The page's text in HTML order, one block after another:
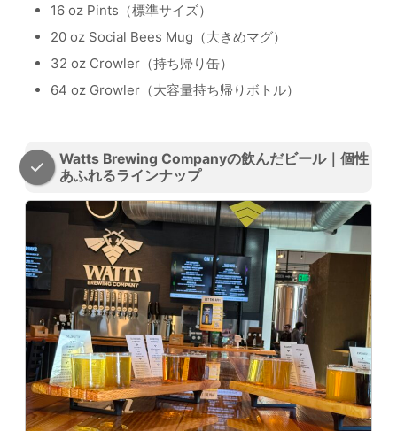
16 oz Pints（標準サイズ）
20 oz Social Bees Mug（大きめマグ）
32 oz Crowler（持ち帰り缶）
64 oz Growler（大容量持ち帰りボトル）
Watts Brewing Companyの飲んだビール｜個性
あふれるラインナップ